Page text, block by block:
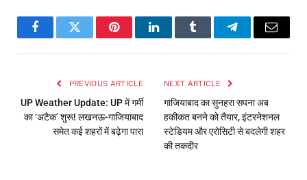
FacebookTwitter PinterestLinkedInTumblr TelegramEmail
PREVIOUS ARTICLE
UP Weather Update: UP में गर्मी
का ‘अटैक’ शुरू! लखनऊ-गाजियाबाद
समेत कई शहरों में बढ़ेगा पारा
NEXT ARTICLE
गाजियाबाद का सुनहरा सपना अब
हकीकत बनने को तैयार, इंटरनेशनल
स्टेडियम और एरोसिटी से बदलेगी शहर
की तकदीर